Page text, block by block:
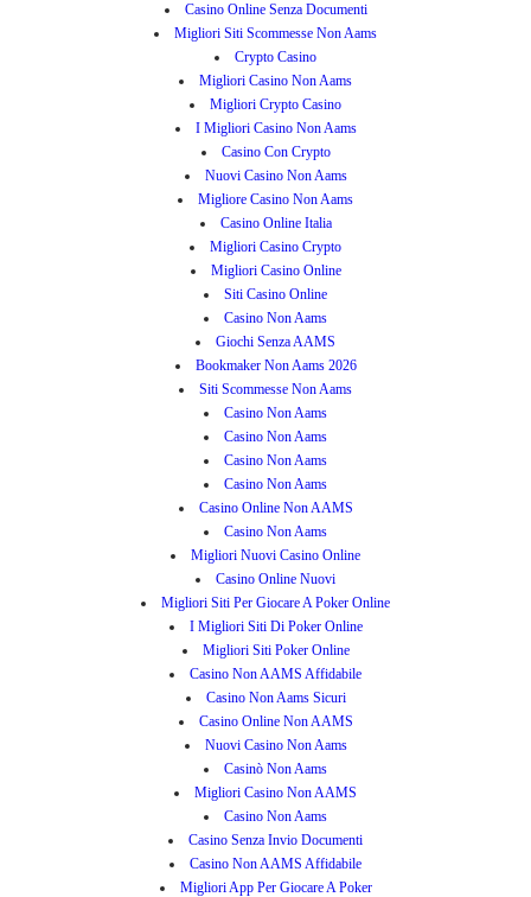
Casino Online Senza Documenti
Migliori Siti Scommesse Non Aams
Crypto Casino
Migliori Casino Non Aams
Migliori Crypto Casino
I Migliori Casino Non Aams
Casino Con Crypto
Nuovi Casino Non Aams
Migliore Casino Non Aams
Casino Online Italia
Migliori Casino Crypto
Migliori Casino Online
Siti Casino Online
Casino Non Aams
Giochi Senza AAMS
Bookmaker Non Aams 2026
Siti Scommesse Non Aams
Casino Non Aams
Casino Non Aams
Casino Non Aams
Casino Non Aams
Casino Online Non AAMS
Casino Non Aams
Migliori Nuovi Casino Online
Casino Online Nuovi
Migliori Siti Per Giocare A Poker Online
I Migliori Siti Di Poker Online
Migliori Siti Poker Online
Casino Non AAMS Affidabile
Casino Non Aams Sicuri
Casino Online Non AAMS
Nuovi Casino Non Aams
Casinò Non Aams
Migliori Casino Non AAMS
Casino Non Aams
Casino Senza Invio Documenti
Casino Non AAMS Affidabile
Migliori App Per Giocare A Poker